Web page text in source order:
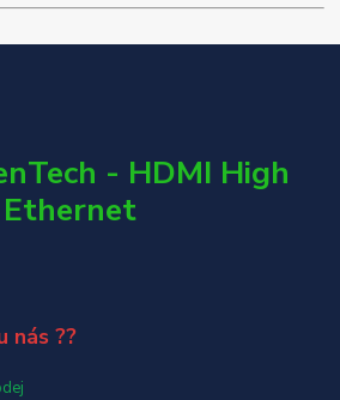
- HDMI High
nás ??